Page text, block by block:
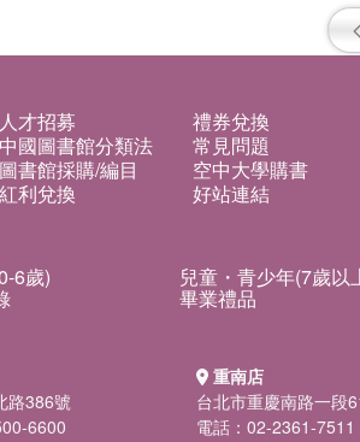
人才招募 禮券兌換
中國圖書館分類法 常見問題
圖書館採購/編目 空中大學購書
紅利兌換 好站連結
6歲) 兒童・青少年(7歲以
畢業禮品
路386號
6600
重南店
台北市重慶南路一段
電話：02-2361-7511